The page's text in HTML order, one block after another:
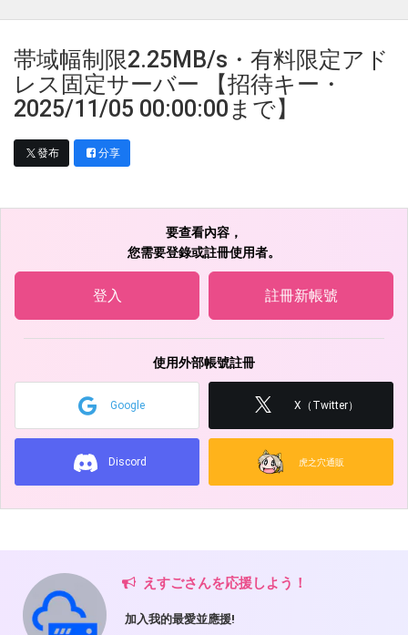
帯域幅制限2.25MB/s・有料限定アド
レス固定サーバー 【招待キー・
2025/11/05 00:00:00まで】
發布 分享
要查看內容，
您需要登錄或註冊使用者。
登入 註冊新帳號
使用外部帳號註冊
Google X（Twitter）
Discord 虎之穴通販
えすごさんを応援しよう！
加入我的最愛並應援!